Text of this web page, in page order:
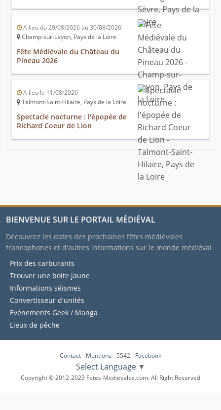
A lieu du 29/08/2026 au 30/08/2026
Champ-sur-Layon, Pays de la Loire
Fête Médiévale du Château du
Pineau 2026
A lieu le 11/08/2026
Talmont-Saint-Hilaire, Pays de la Loire
Spectacle nocturne : l'épopée de
Richard Coeur de Lion
BIENVENUE SUR LE PORTAIL MÉDIÉVAL
Découvrez les dates des prochaines fêtes médiévales
francophones et d'autres informations sur le monde médiéval
Prix des carburants
Trouver une boite jaune
Informations séismes
Convertisseur d'unités
Evénements Geek / Manga
Lieux de pêche
Contact- Mentions - 5542 - Facebook
Select Language ▼
Copyright © 2012-2023 Fetes-Medievales.com. All Right Reserved